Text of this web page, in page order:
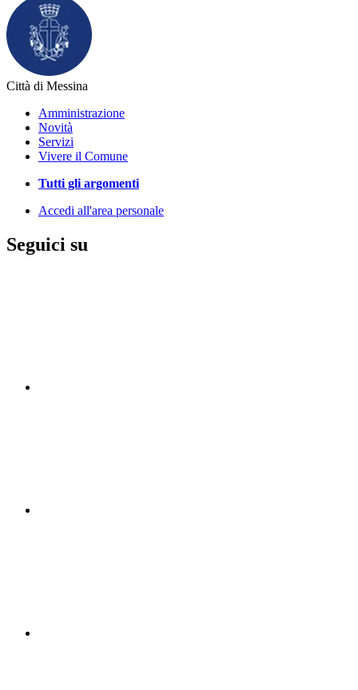
Città di Messina
Amministrazione
Novità
Servizi
Vivere il Comune
Tutti gli argomenti
Accedi all'area personale
Seguici su